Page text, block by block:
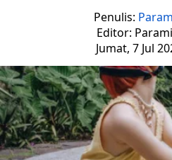
Penulis:
Editor:
Jumat, 7 Jul